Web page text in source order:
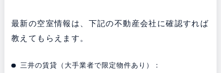
最新の空室情報は、下記の不動産会社に確認すれば
教えてもらえます。
三井の賃貸（大手業者で限定物件あり）：